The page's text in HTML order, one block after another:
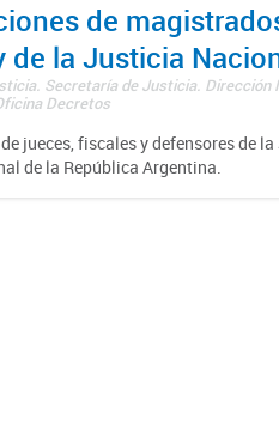
de
de la Justicia
Secretaría de Justicia. Dirección
Decretos
jueces, fiscales y defensores de
de la República Argentina.